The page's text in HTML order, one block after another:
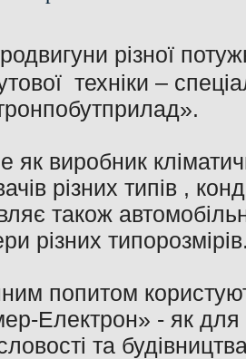
різної
техніки –
як виробник
різних типів ,
також
різних
попитом
Електрон» - як для
та